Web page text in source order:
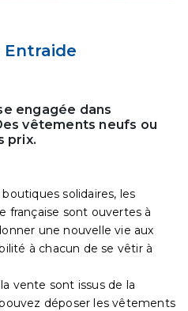
Entraide
engagée dans
vêtements neufs ou
prix.
solidaires, les
française sont ouvertes à
une nouvelle vie aux
à chacun de se vêtir à
vente sont issus de la
déposer les vêtements